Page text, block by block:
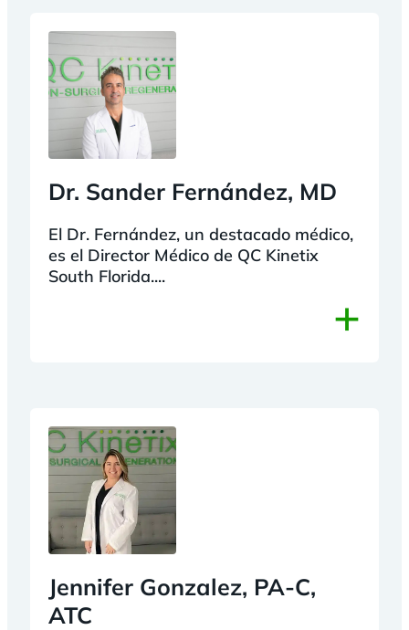
Dr. Sander Fernández, MD
El Dr. Fernández, un destacado médico,
es el Director Médico de QC Kinetix
South Florida....
+
Jennifer Gonzalez, PA-C,
ATC